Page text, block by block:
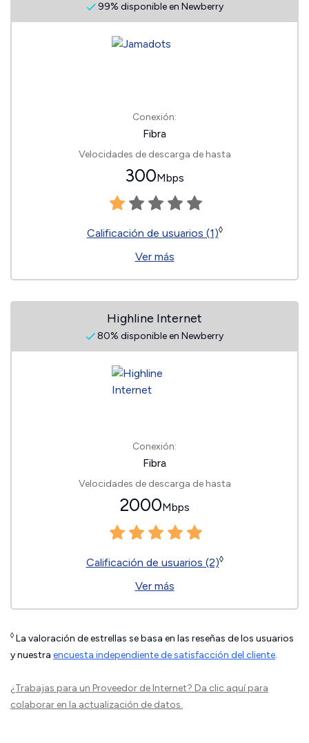
99% disponible en Newberry
Conexión:
Fibra
Velocidades de descarga de hasta
300Mbps
Calificación de usuarios (1)◊
Ver más
Highline Internet
80% disponible en Newberry
Conexión:
Fibra
Velocidades de descarga de hasta
2000Mbps
Calificación de usuarios (2)◊
Ver más
◊ La valoración de estrellas se basa en las reseñas de los usuarios
y nuestra encuesta independiente de satisfacción del cliente.
¿Trabajas para un Proveedor de Internet? Da clic aquípara
colaborar en la actualización de datos.